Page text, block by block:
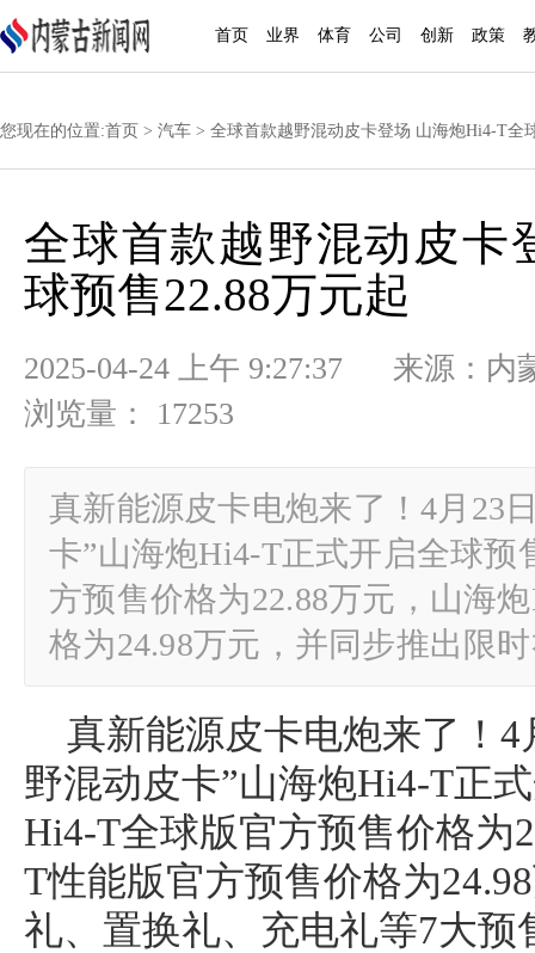
首页 业界 体育 公司 创新 政策
您现在的位置:首页 > 汽车 > 全球首款越野混动皮卡登场 山海炮Hi4-T全
全球首款越野混动皮卡
球预售22.88万元起
2025-04-24 上午 9:27:37 来源：
浏览量： 17253
真新能源皮卡电炮来了！4月23
卡”山海炮Hi4-T正式开启全球
方预售价格为22.88万元，山海
格为24.98万元，并同步推出限
真新能源皮卡电炮来了！4
野混动皮卡”山海炮Hi4-T正
Hi4-T全球版官方预售价格为
T性能版官方预售价格为
礼、置换礼、充电礼等7大